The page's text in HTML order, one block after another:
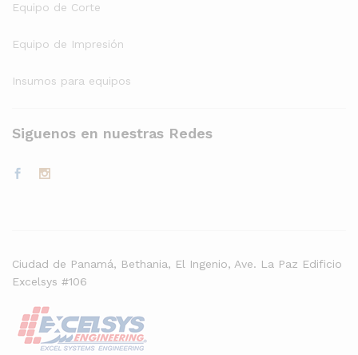
Equipo de Corte
Equipo de Impresión
Insumos para equipos
Siguenos en nuestras Redes
Ciudad de Panamá, Bethania, El Ingenio, Ave. La Paz Edificio
Excelsys #106